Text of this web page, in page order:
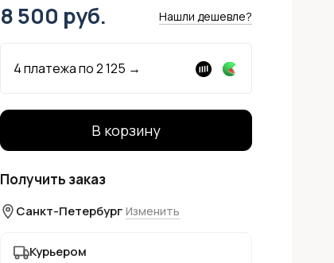
8 500 руб. Нашли дешевле?
4 платежа по2 125 →
В корзину
Получить заказ
Санкт-Петербург Изменить
Курьером